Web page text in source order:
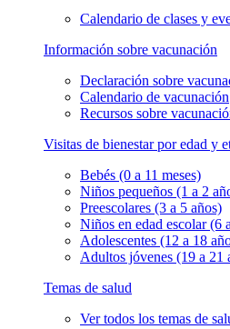
Calendario de clases y
Información sobre vacunación
Declaración sobre
Calendario de vacunación
Recursos sobre
Visitas de bienestar por edad y
Bebés (0 a 11 meses)
Niños pequeños (1 a 2
Preescolares (3 a 5 años)
Niños en edad escolar (6
Adolescentes (12 a 18
Adultos jóvenes (19 a 21
Temas de salud
Ver todos los temas de